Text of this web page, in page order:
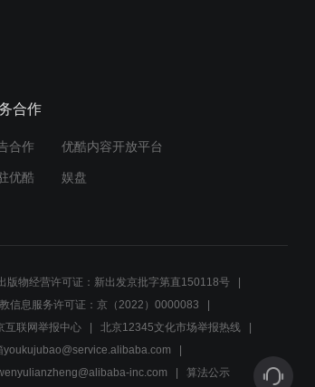
如果你是清白的，那就证明
给他们看
合作
合作 优酷内容开放平台
优酷 娱盘
版物经营许可证：新出发京批字第直150118号
信息服务许可证：京（2022）0000083
互联网举报中心
北京12345文化市场举报热线
inc.com 算法公示